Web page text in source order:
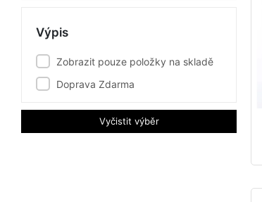
Výpis
Zobrazit pouze položky na skladě
Doprava Zdarma
Vyčistit výběr